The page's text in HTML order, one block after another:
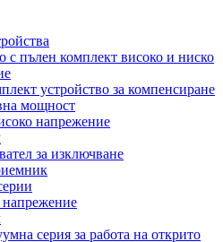
с пълен комплект високо и ниско
устройство за компенсиране
мощност
напрежение
за изключване
напрежение
серия за работа на открито